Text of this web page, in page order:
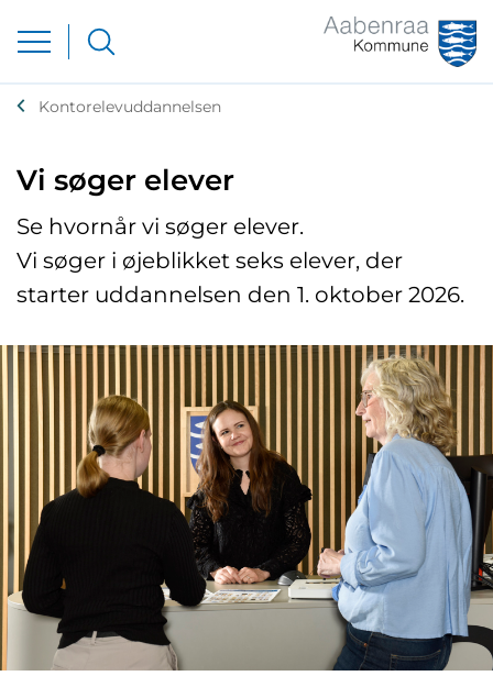
Kontorelevuddannelsen
Vi søger elever
Se hvornår vi søger elever.
Vi søger i øjeblikket seks elever, der
starter uddannelsen den 1. oktober 2026.